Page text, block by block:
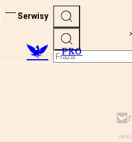
Serwisy
PRO